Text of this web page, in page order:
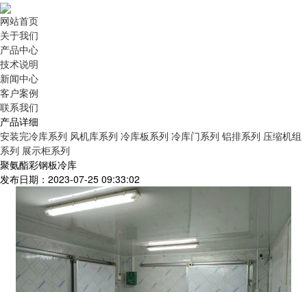
网站首页
关于我们
产品中心
技术说明
新闻中心
客户案例
联系我们
产品详细
安装完冷库系列 风机库系列 冷库板系列 冷库门系列 铝排系列 压缩机组
系列 展示柜系列
聚氨酯彩钢板冷库
发布日期：2023-07-25 09:33:02